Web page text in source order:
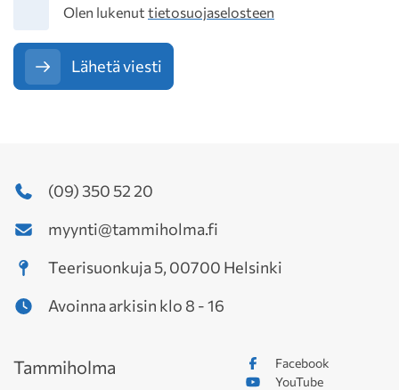
TietosuojaOlen lukenut tietosuojaselosteen
Lähetä viesti
(09) 350 52 20
myynti@tammiholma.fi
Teerisuonkuja 5, 00700 Helsinki
Avoinna arkisin klo 8 - 16
Facebook
YouTube
Tammiholma